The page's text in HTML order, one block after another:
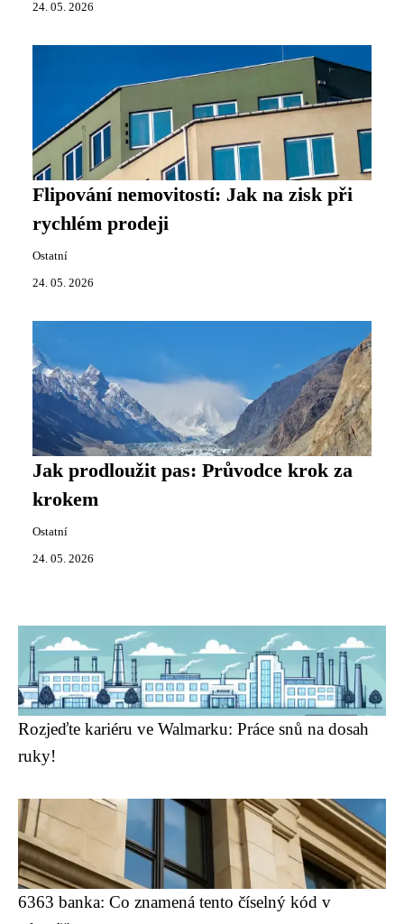
24. 05. 2026
Flipování nemovitostí: Jak na zisk při
rychlém prodeji
Ostatní
24. 05. 2026
Jak prodloužit pas: Průvodce krok za
krokem
Ostatní
24. 05. 2026
Rozjeďte kariéru ve Walmarku: Práce snů na dosah
ruky!
6363 banka: Co znamená tento číselný kód v